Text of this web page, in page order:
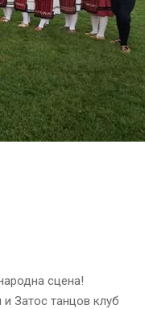
сцена!
Затос танцов клуб